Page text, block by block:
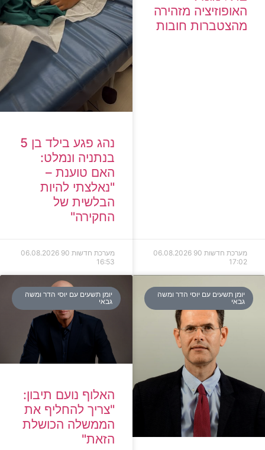
האופוזיציה מזהירה
מהצטברות חובות
מערכת חדשות 90
06.08.2026
17:02
נהג פגע בילד בן 5
בנתניה ונמלט:
האם טוענת –
"נאלצתי להיות
הבלשית של
החקירה"
מערכת חדשות 90
06.08.2026
16:53
יומן תשעים עם יוסי הדר ומשה
גבאי
יומן תשעים עם יוסי הדר ומשה
גבאי
האלוף נועם תיבון:
"צריך להחליף את
הממשלה הכושלת
הזאת"